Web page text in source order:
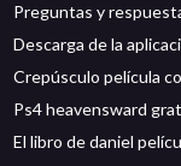
Preguntas y
Descarga de la
Crepúsculo película
Ps4 heavensward
El libro de daniel